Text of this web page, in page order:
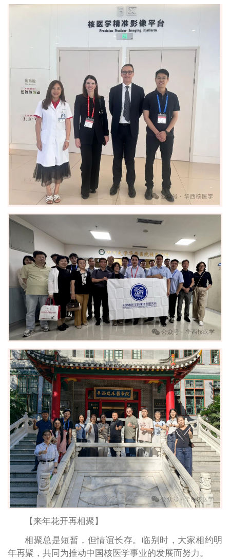
【来年花开再相聚】
相聚总是短暂，但情谊长存。临别时，大家相约明
年再聚，共同为推动中国核医学事业的发展而努力。